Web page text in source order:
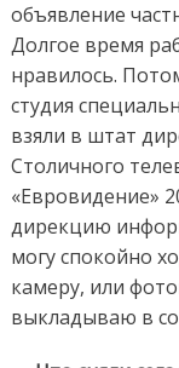
объявление
Долгое время
нравилось.
студия
взяли в штат
Столичного
«Евровидение»
дирекцию
могу спокойно
камеру, или
выкладываю в